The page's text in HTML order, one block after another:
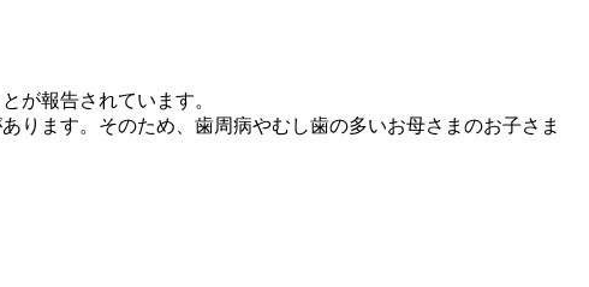
が報告されています。
ります。そのため、歯周病やむし歯の多いお母さまのお子さま